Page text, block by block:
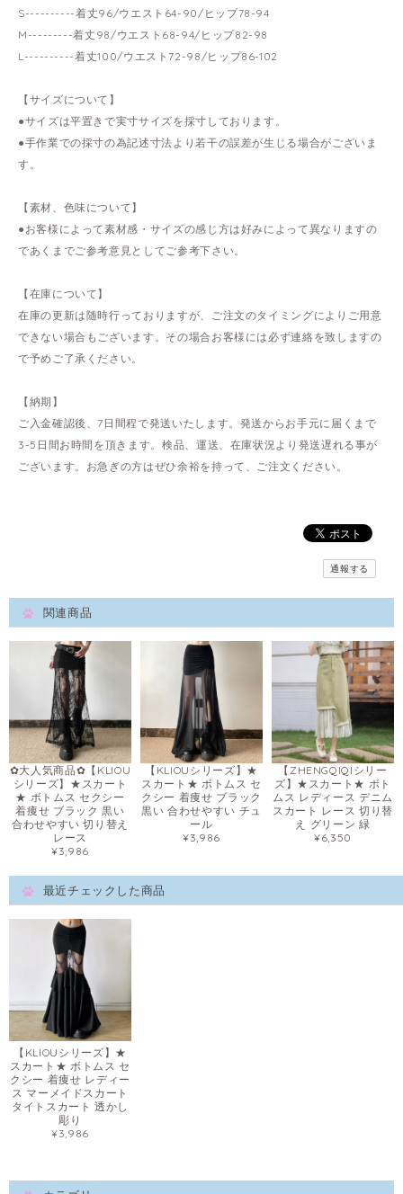
S----------着丈96/ウエスト64-90/ヒップ78-94
M---------着丈98/ウエスト68-94/ヒップ82-98
L----------着丈100/ウエスト72-98/ヒップ86-102
【サイズについて】
●サイズは平置きで実寸サイズを採寸しております。
●手作業での採寸の為記述寸法より若干の誤差が生じる場合がございま
す。
【素材、色味について】
●お客様によって素材感・サイズの感じ方は好みによって異なりますの
であくまでご参考意見としてご参考下さい。
【在庫について】
在庫の更新は随時行っておりますが、ご注文のタイミングによりご用意
できない場合もございます。その場合お客様には必ず連絡を致しますの
で予めご了承ください。
【納期】
ご入金確認後、7日間程で発送いたします。発送からお手元に届くまで
3-5日間お時間を頂きます。検品、運送、在庫状況より発送遅れる事が
ございます。お急ぎの方はぜひ余裕を持って、ご注文ください。
通報する
関連商品
✿大人気商品✿【KLIOU
シリーズ】★スカート
★ ボトムス セクシー
着痩せ ブラック 黒い
合わせやすい 切り替え
レース
¥3,986
【KLIOUシリーズ】★
スカート★ ボトムス セ
クシー 着痩せ ブラック
黒い 合わせやすい チュ
ール
¥3,986
【ZHENGQIQIシリー
ズ】★スカート★ ボト
ムス レディース デニム
スカート レース 切り替
え グリーン 緑
¥6,350
最近チェックした商品
【KLIOUシリーズ】★
スカート★ ボトムス セ
クシー 着痩せ レディー
ス マーメイドスカート
タイトスカート 透かし
彫り
¥3,986